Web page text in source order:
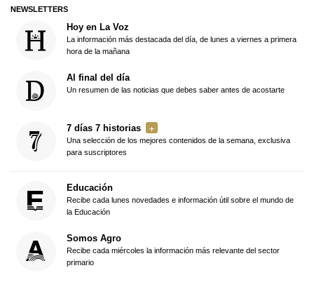
NEWSLETTERS
Hoy en La Voz
La información más destacada del día, de lunes a viernes a primera
hora de la mañana
Al final del día
Un resumen de las noticias que debes saber antes de acostarte
7 días 7 historias
Una selección de los mejores contenidos de la semana, exclusiva
para suscriptores
Educación
Recibe cada lunes novedades e información útil sobre el mundo de
la Educación
Somos Agro
Recibe cada miércoles la información más relevante del sector
primario